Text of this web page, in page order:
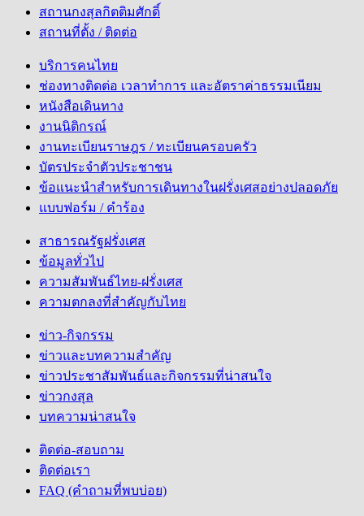
สถานกงสุลกิตติมศักดิ์
สถานที่ตั้ง / ติดต่อ
บริการคนไทย
ช่องทางติดต่อ เวลาทำการ และอัตราค่าธรรมเนียม
หนังสือเดินทาง
งานนิติกรณ์
งานทะเบียนราษฎร / ทะเบียนครอบครัว
บัตรประจำตัวประชาชน
ข้อแนะนำสำหรับการเดินทางในฝรั่งเศสอย่างปลอดภัย
แบบฟอร์ม / คำร้อง
สาธารณรัฐฝรั่งเศส
ข้อมูลทั่วไป
ความสัมพันธ์ไทย-ฝรั่งเศส
ความตกลงที่สำคัญกับไทย
ข่าว-กิจกรรม
ข่าวและบทความสำคัญ
ข่าวประชาสัมพันธ์และกิจกรรมที่น่าสนใจ
ข่าวกงสุล
บทความน่าสนใจ
ติดต่อ-สอบถาม
ติดต่อเรา
FAQ (คำถามที่พบบ่อย)